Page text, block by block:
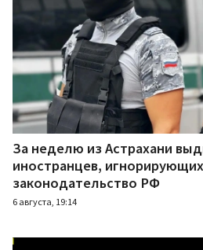
За неделю из Астрахани
иностранцев,
законодательство РФ
6 августа, 19:14